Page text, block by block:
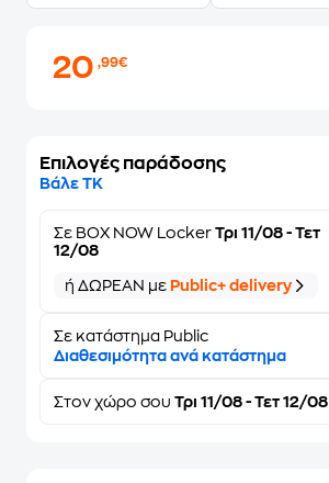
20,99€
Επιλογές παράδοσης
Βάλε ΤΚ
Σε BOX NOW Locker Τρι 11/08 - Τετ
12/08
ή ΔΩΡΕΑΝ με Public+ delivery
Σε κατάστημα Public
Διαθεσιμότητα ανά κατάστημα
Στον χώρο σου Τρι 11/08 - Τετ 12/08